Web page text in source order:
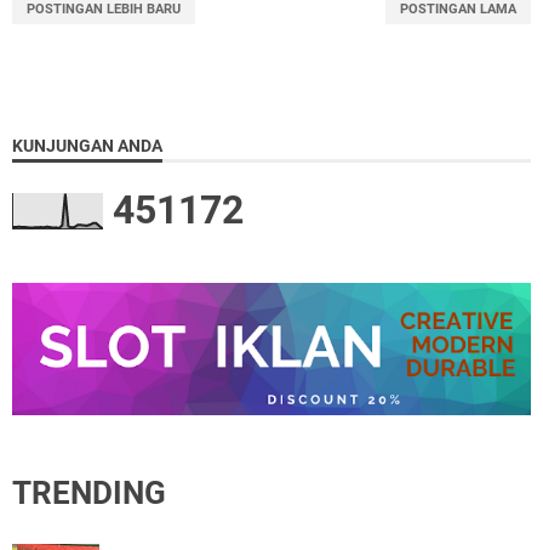
POSTINGAN LEBIH BARU POSTINGAN LAMA
KUNJUNGAN ANDA
451172
TRENDING